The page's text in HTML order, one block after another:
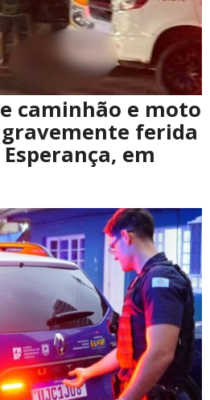
caminhão e moto
ferida
em